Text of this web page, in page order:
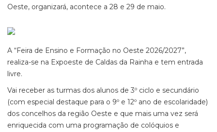
Oeste, organizará, acontece a 28 e 29 de maio.
A “Feira de Ensino e Formação no Oeste 2026/2027”,
realiza-se na Expoeste de Caldas da Rainha e tem entrada
livre.
Vai receber as turmas dos alunos de 3º ciclo e secundário
(com especial destaque para o 9º e 12º ano de escolaridade)
dos concelhos da região Oeste e que mais uma vez será
enriquecida com uma programação de colóquios e